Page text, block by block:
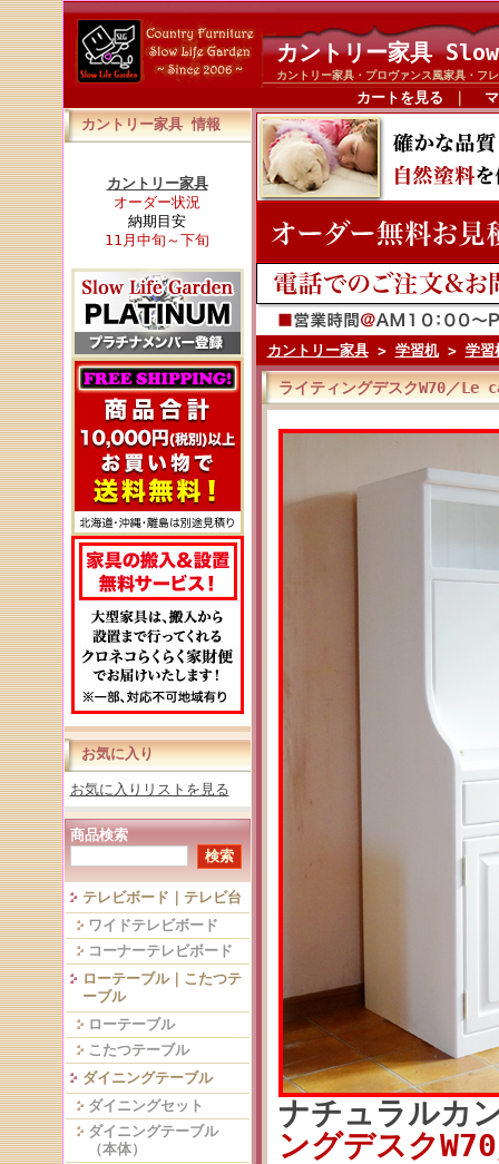
カントリー家具
カントリー家具・プロヴァンス風家具・フ
カートを見る
カントリー家具 情報
カントリー家具
オーダー状況
納期目安
11月中旬～下旬
お気に入り
お気に入りリストを見る
商品検索
テレビボード｜テレビ台
ワイドテレビボード
コーナーテレビボード
ローテーブル｜こたつテ
ーブル
ローテーブル
こたつテーブル
ダイニングテーブル
ダイニングセット
ダイニングテーブル
（本体）
カントリー家具> 学習机> 学習
ライティングデスクW70／Le
ナチュラルカ
ングデスク